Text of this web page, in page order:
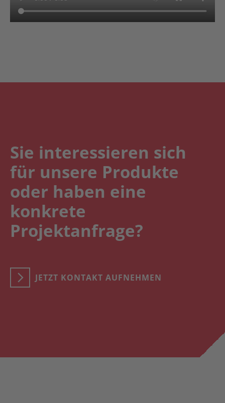
Sie interessieren sich
für unsere Produkte
oder haben eine
konkrete
Projektanfrage?
JETZT KONTAKT AUFNEHMEN